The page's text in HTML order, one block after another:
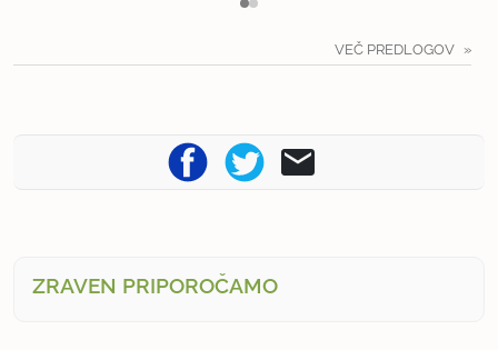
VEČ PREDLOGOV
ZRAVEN PRIPOROČAMO